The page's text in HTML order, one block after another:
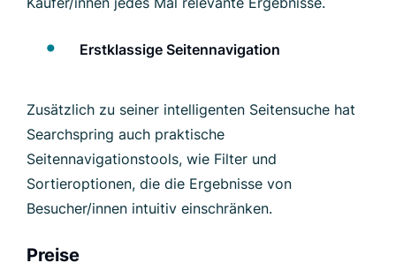
Erstklassige Seitennavigation
Zusätzlich zu seiner intelligenten Seitensuche hat
Searchspring auch praktische
Seitennavigationstools, wie Filter und
Sortieroptionen, die die Ergebnisse von
Besucher/innen intuitiv einschränken.
Preise